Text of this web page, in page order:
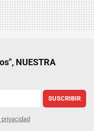
NUESTRA
SUSCRIBIR